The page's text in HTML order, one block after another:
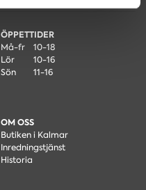
ÖPPETTIDER
Må-fr
10-18
Lör
10-16
Sön
11-16
OM OSS
Butiken i Kalmar
Inredningstjänst
Historia